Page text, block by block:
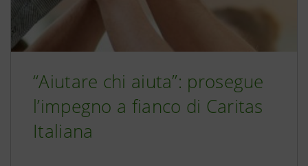
“Aiutare chi aiuta”: prosegue
l’impegno a fianco di Caritas
Italiana